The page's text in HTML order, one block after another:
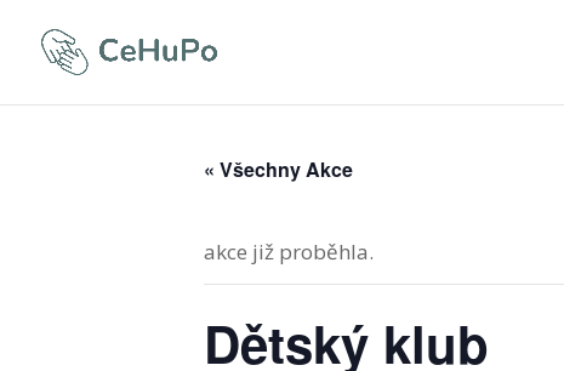
« Všechny Akce
akce již proběhla.
Dětský klub